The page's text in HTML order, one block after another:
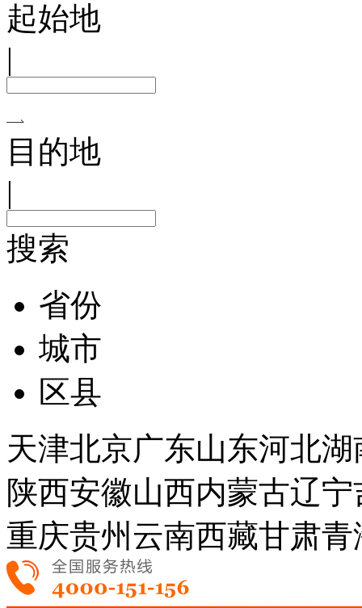
起始地
|
目的地
|
搜索
省份
城市
区县
天津北京广东山东河北湖
陕西安徽山西内蒙古辽宁
重庆贵州 云南西藏甘肃青